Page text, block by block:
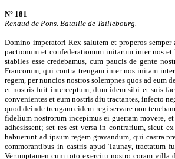
N° 181
Renaud de Pons. Bataille de Taillebourg.
Domino imperatori Rex salutem et properos
pactionum et confederationum initarum inter nos
stabiles esse credebamus, cum paucis de gente
Francorum, qui contra treugam inter nos initam
regem, per nuncios nostros solempnes quos ad
et nostris fuit interceptum, dum idem sibi et suis
convenientes et eum nostris diu tractantes, infecto
quod deinde treugam eidem regi servare non
fidelium nostrorum incepimus ei guerram movere,
adhesissent; set res est versa in contrarium, sicut
habuerunt ad ipsum regem gravandum, qui castra
commorantibus in castris apud Taunay, tractatum
Verumptamen cum toto exercitu nostro coram villa